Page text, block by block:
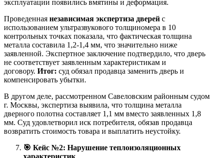
эксплуатации появились вмятины и деформация.
Проведенная независимая экспертиза дверей с
использованием ультразвукового толщиномера в 10
контрольных точках показала, что фактическая толщина
металла составила 1,2-1,4 мм, что значительно ниже
заявленной. Экспертное заключение подтвердило, что дверь
не соответствует заявленным характеристикам и
договору. Итог: суд обязал продавца заменить дверь и
компенсировать убытки.
В другом деле, рассмотренном Савеловским районным судом
г. Москвы, экспертиза выявила, что толщина металла
дверного полотна составляет 1,1 мм вместо заявленных 1,8
мм. Суд удовлетворил иск потребителя, обязав продавца
возвратить стоимость товара и выплатить неустойку.
🎯 Кейс №2: Нарушение теплоизоляционных
характеристик